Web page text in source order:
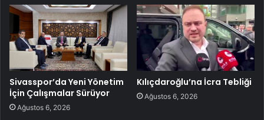
Sivasspor’da Yeni Yönetim
İçin Çalışmalar Sürüyor
Ağustos 6, 2026
Kılıçdaroğlu’na İcra Tebliği
Ağustos 6, 2026